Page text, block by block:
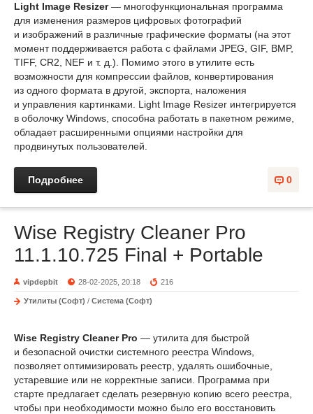
Light Image Resizer— многофункциональная программа
для изменения размеров цифровых фотографий
и изображений в различные графические форматы (на этот
момент поддерживается работа с файлами JPEG, GIF, BMP,
TIFF, CR2, NEF и т. д.). Помимо этого в утилите есть
возможности для компрессии файлов, конвертирования
из одного формата в другой, экспорта, наложения
и управления картинками. Light Image Resizer интегрируется
в оболочку Windows, способна работать в пакетном режиме,
обладает расширенными опциями настройки для
продвинутых пользователей.
0
Подробнее
Wise Registry Cleaner Pro
11.1.10.725 Final + Portable
vipdepbit 28-02-2025, 20:18 216
Утилиты (Софт) / Система (Софт)
Wise Registry Cleaner Pro — утилита для быстрой
и безопасной очистки системного реестра Windows,
позволяет оптимизировать реестр, удалять ошибочные,
устаревшие или не корректные записи. Программа при
старте предлагает сделать резервную копию всего реестра,
чтобы при необходимости можно было его восстановить